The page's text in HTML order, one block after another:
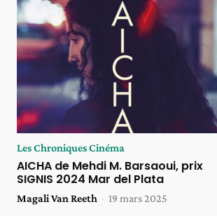
Les Chroniques Cinéma
AICHA de Mehdi M. Barsaoui, prix
SIGNIS 2024 Mar del Plata
Magali Van Reeth - 19 mars 2025